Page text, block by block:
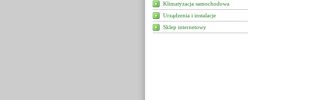
Klimatyzacja samochodowa
Urządzenia i instalacje
Sklep internetowy